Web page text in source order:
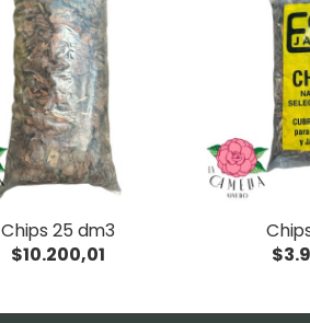
Chips 25 dm3
$10.200,01